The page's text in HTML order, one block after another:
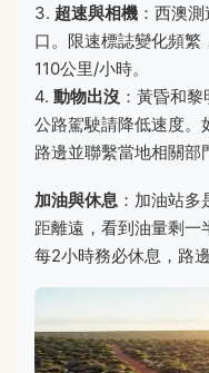
3. 超速與相機 ：西澳
口。限速標誌變化頻繁
110公里/小時。
4. 動物出沒 ：黃昏和
公路駕駛請降低速度。
路邊並聯繫當地相關部
加油與休息 ：加油站
距離遠，看到油量剩一
每2小時務必休息，路